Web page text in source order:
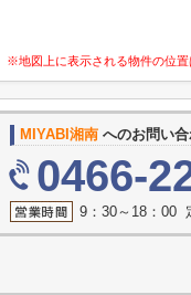
※地図上に表示される物件の位置
MIYABI湘南 へのお問い
0466-
9：30～18：00